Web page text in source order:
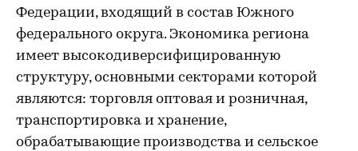
Федерации, входящий в состав Южного
федерального округа. Экономика региона
имеет высокодиверсифицированную
структуру, основными секторами которой
являются: торговля оптовая и розничная,
транспортировка и хранение,
обрабатывающие производства и сельское